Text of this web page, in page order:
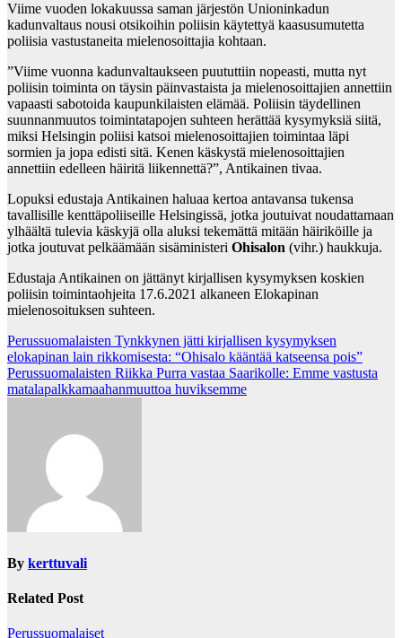
Viime vuoden lokakuussa saman järjestön Unioninkadun
kadunvaltaus nousi otsikoihin poliisin käytettyä kaasusumutetta
poliisia vastustaneita mielenosoittajia kohtaan.
”Viime vuonna kadunvaltaukseen puututtiin nopeasti, mutta nyt
poliisin toiminta on täysin päinvastaista ja mielenosoittajien annettiin
vapaasti sabotoida kaupunkilaisten elämää. Poliisin täydellinen
suunnanmuutos toimintatapojen suhteen herättää kysymyksiä siitä,
miksi Helsingin poliisi katsoi mielenosoittajien toimintaa läpi
sormien ja jopa edisti sitä. Kenen käskystä mielenosoittajien
annettiin edelleen häiritä liikennettä?”, Antikainen tivaa.
Lopuksi edustaja Antikainen haluaa kertoa antavansa tukensa
tavallisille kenttäpoliiseille Helsingissä, jotka joutuivat noudattamaan
ylhäältä tulevia käskyjä olla aluksi tekemättä mitään häiriköille ja
jotka joutuvat pelkäämään sisäministeri Ohisalon (vihr.) haukkuja.
Edustaja Antikainen on jättänyt kirjallisen kysymyksen koskien
poliisin toimintaohjeita 17.6.2021 alkaneen Elokapinan
mielenosoituksen suhteen.
Post
navigation
Perussuomalaisten Tynkkynen jätti kirjallisen kysymyksen
elokapinan lain rikkomisesta: “Ohisalo kääntää katseensa pois”
Perussuomalaisten Riikka Purra vastaa Saarikolle: Emme vastusta
matalapalkkamaahanmuuttoa huviksemme
By kerttuvali
Related Post
Perussuomalaiset